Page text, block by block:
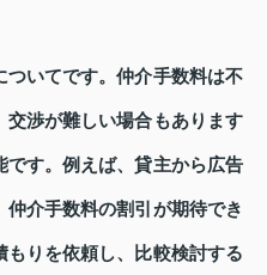
ついてです。仲介手数料は不
渉が難しい場合もあります
す。例えば、貸主から広告
介手数料の割引が期待でき
もりを依頼し、比較検討する